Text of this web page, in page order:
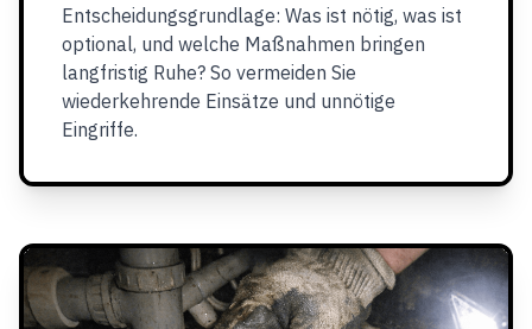
Entscheidungsgrundlage: Was ist nötig, was ist
optional, und welche Maßnahmen bringen
langfristig Ruhe? So vermeiden Sie
wiederkehrende Einsätze und unnötige
Eingriffe.